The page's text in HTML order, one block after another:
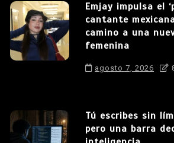
Emjay impulsa el
cantante
camino a una
femenina
agosto 7, 2026
Tú escribes sin
pero una barra